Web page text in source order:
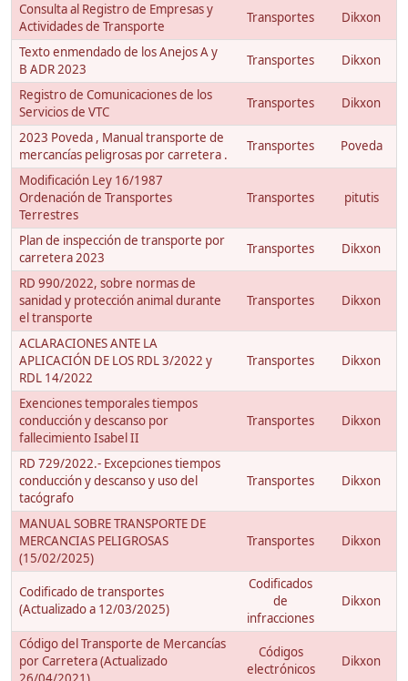
Consulta al Registro de Empresas y
Actividades de Transporte
Transportes Dikxon
Texto enmendado de los Anejos A y
B ADR 2023
Transportes Dikxon
Registro de Comunicaciones de los
Servicios de VTC
Transportes Dikxon
2023 Poveda , Manual transporte de
mercancías peligrosas por carretera .
Transportes Poveda
Modificación Ley 16/1987
Ordenación de Transportes
Terrestres
Transportes pitutis
Plan de inspección de transporte por
carretera 2023
Transportes Dikxon
RD 990/2022, sobre normas de
sanidad y protección animal durante
el transporte
Transportes Dikxon
ACLARACIONES ANTE LA
APLICACIÓN DE LOS RDL 3/2022 y
RDL 14/2022
Transportes Dikxon
Exenciones temporales tiempos
conducción y descanso por
fallecimiento Isabel II
Transportes Dikxon
RD 729/2022.- Excepciones tiempos
conducción y descanso y uso del
tacógrafo
Transportes Dikxon
MANUAL SOBRE TRANSPORTE DE
MERCANCIAS PELIGROSAS
(15/02/2025)
Transportes Dikxon
Codificado de transportes
(Actualizado a 12/03/2025)
Codificados
de
infracciones
Dikxon
Código del Transporte de Mercancías
por Carretera (Actualizado
Códigos
electrónicos
Dikxon